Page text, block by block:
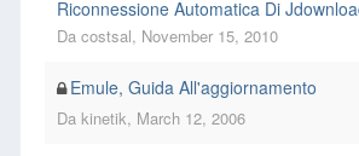
Riconnessione Automatica Di
Da costsal, November 15, 2010
Emule, Guida All'aggiornamento
Da kinetik, March 12, 2006